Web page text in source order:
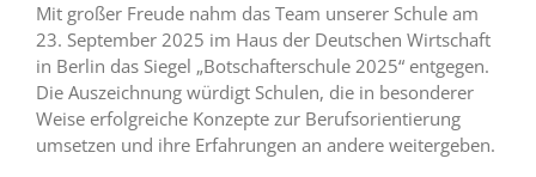
Mit großer Freude nahm das Team unserer Schule am
23. September 2025 im Haus der Deutschen Wirtschaft
in Berlin das Siegel „Botschafterschule 2025“ entgegen.
Die Auszeichnung würdigt Schulen, die in besonderer
Weise erfolgreiche Konzepte zur Berufsorientierung
umsetzen und ihre Erfahrungen an andere weitergeben.